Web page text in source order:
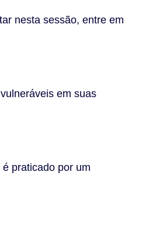
nesta sessão, entre em
em suas
praticado por um